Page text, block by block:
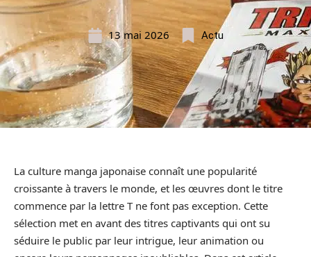
13 mai 2026 Actu
La culture manga japonaise connaît une popularité
croissante à travers le monde, et les œuvres dont le titre
commence par la lettre T ne font pas exception. Cette
sélection met en avant des titres captivants qui ont su
séduire le public par leur intrigue, leur animation ou